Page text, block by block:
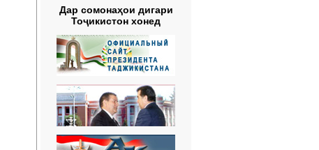
Дар сомонаҳои дигари
Тоҷикистон хонед